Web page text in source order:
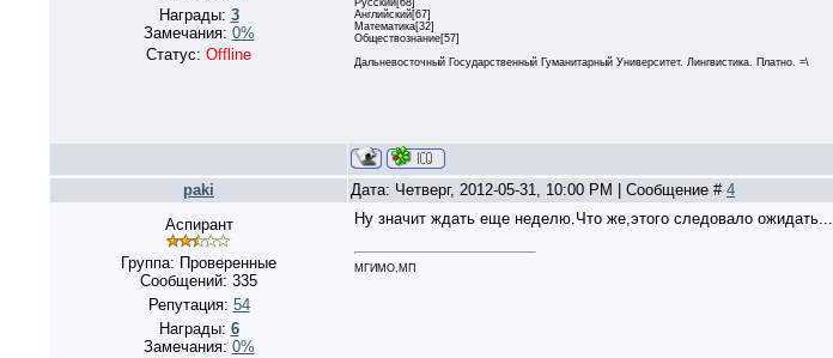
Награды: 3
Замечания: 0%
Статус: Offline
Английский[67]
Математика[32]
Обществознание[57]
Дальневосточный Государственный Гуманитарный Университет. Лингвистика. Платно. =\
paki Дата: Четверг, 2012-05-31, 10:00 PM | Сообщение # 4
Аспирант
Группа: Проверенные
Сообщений: 335
Репутация: 54
Награды: 6
Замечания: 0%
Ну значит ждать еще неделю.Что же,этого следовало ожидать...
МГИМО,МП